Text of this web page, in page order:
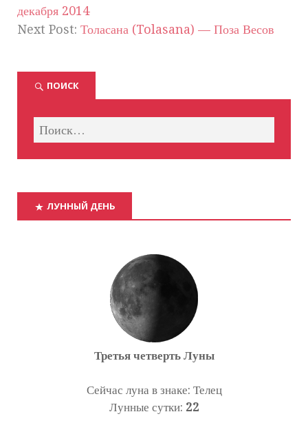
декабря 2014
Next Post: Толасана (Tolasana) — Поза Весов
ПОИСК
ЛУННЫЙ ДЕНЬ
Третья четверть Луны
Сейчас луна в знаке: Телец
Лунные сутки: 22